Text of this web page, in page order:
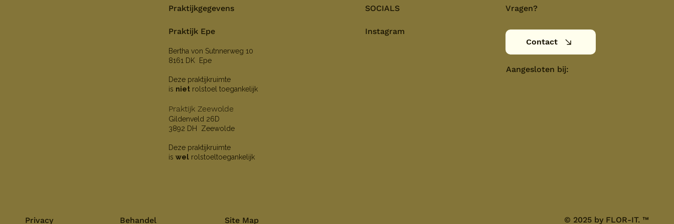
Privacy Behandel Site Map © 2025 by FLOR-IT. ™
SOCIALS
Instagram
Aangesloten bij:
Vragen?
Contact
Praktijkgegevens
Praktijk Epe
Bertha von Sutnnerweg 10
8161 DK Epe
Deze praktijkruimte
is niet rolstoel toegankelijk
Praktijk Zeewolde
Gildenveld 26D
3892 DH Zeewolde
Deze praktijkruimte
is wel rolstoeltoegankelijk